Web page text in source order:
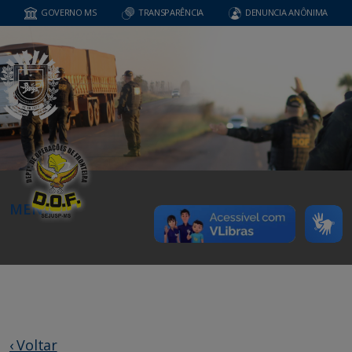
GOVERNO MS TRANSPARÊNCIA DENUNCIA ANÔNIMA
MENU
‹ Voltar